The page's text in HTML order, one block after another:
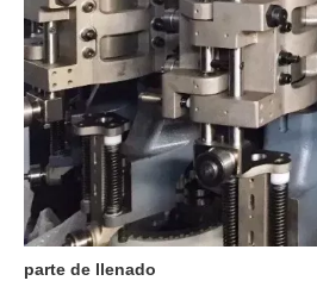
parte de llenado